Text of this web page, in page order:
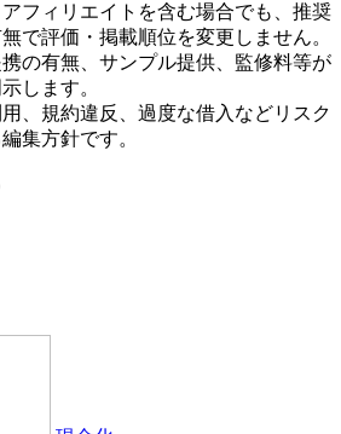
アフィリエイトを含む場合でも、推奨
で評価・掲載順位を変更しません。
携の有無、サンプル提供、監修料等が
します。
、規約違反、過度な借入などリスク
集方針です。